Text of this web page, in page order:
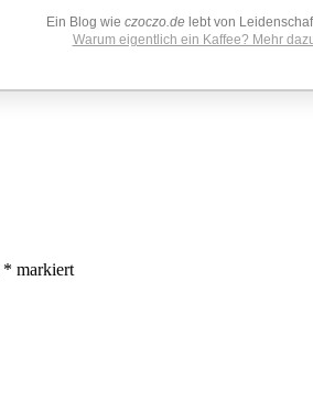
Ein Blog wie czoczo.delebt von
Warum eigentlich ein Kaffee? Mehr
* markiert